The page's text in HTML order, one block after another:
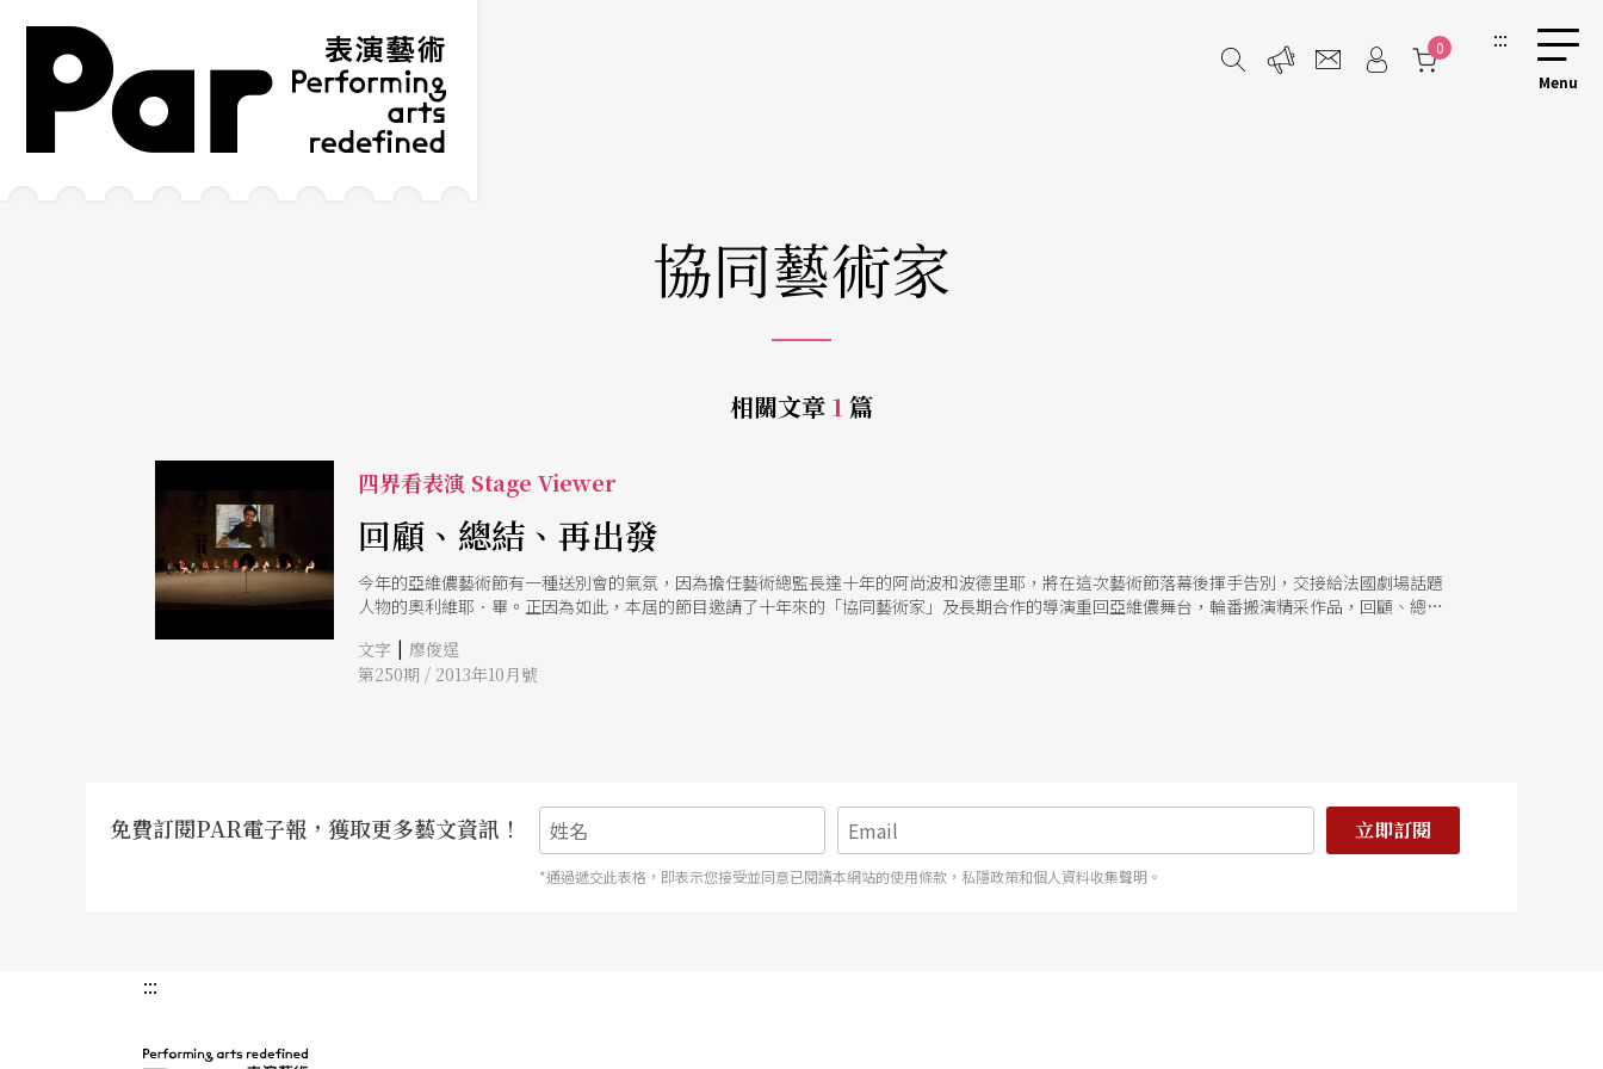
跳到主要內容區塊
網站導覽
0 :::
協同藝術家
相關文章 1 篇
四界看表演 Stage Viewer
回顧、總結、再出發
今年的亞維儂藝術節有一種送別會的氣氛，因為擔任藝術總監長達十年的阿尚波和波德里耶，將在這次藝術節落幕後揮手告別，交接給法國劇場話題
人物的奧利維耶．畢。正因為如此，本屆的節目邀請了十年來的「協同藝術家」及長期合作的導演重回亞維儂舞台，輪番搬演精采作品，回顧、總結
文字 | 廖俊逞
第250期 / 2013年10月號
免費訂閱PAR電子報，獲取更多藝文資訊！ 立即訂閱
*通過遞交此表格，即表示您接受並同意已閱讀本網站的使用條款，私隱政策和個人資料收集聲明。
:::